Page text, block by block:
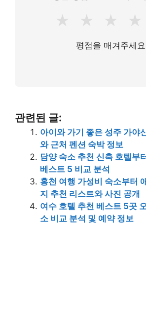
★ ★ ★ ★
평점을 매겨주세요
관련된 글:
아이와 가기 좋은 성주 가야
와 근처 펜션 숙박 정보
담양 숙소 추천 신축 호텔부
베스트 5 비교 분석
홍천 여행 가성비 숙소부터
지 추천 리스트와 사진 공개
여수 호텔 추천 베스트 5곳
소 비교 분석 및 예약 정보